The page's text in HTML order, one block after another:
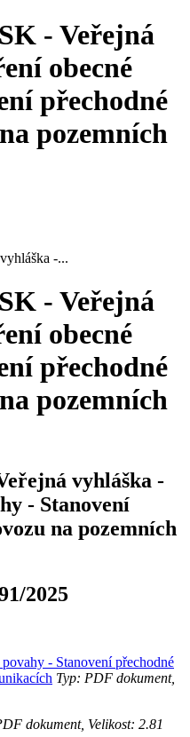
- Veřejná
obecné
přechodné
pozemních
-...
- Veřejná
obecné
přechodné
pozemních
vyhláška -
- Stanovení
na pozemních
2025
- Stanovení přechodné
Typ: PDF dokument,
dokument, Velikost: 2.81